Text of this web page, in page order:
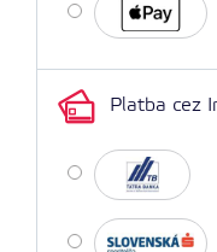
Platba cez